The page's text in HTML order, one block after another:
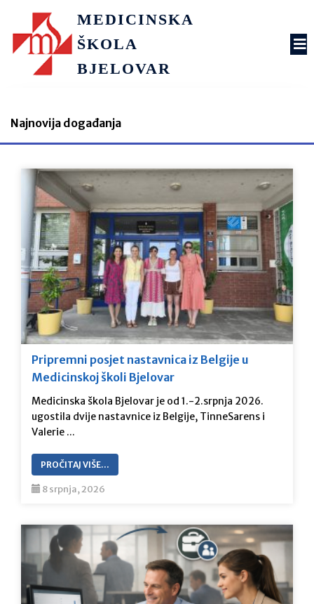
MEDICINSKA
ŠKOLA
BJELOVAR
Najnovija događanja
Pripremni posjet nastavnica iz Belgije u
Medicinskoj školi Bjelovar
Medicinska škola Bjelovar je od 1.-2.srpnja 2026.
ugostila dvije nastavnice iz Belgije, TinneSarens i
Valerie ...
PROČITAJ VIŠE…
8 srpnja, 2026